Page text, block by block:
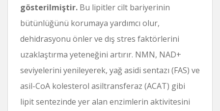
gösterilmiştir. Bu lipitler cilt bariyerinin
bütünlüğünü korumaya yardımcı olur,
dehidrasyonu önler ve dış stres faktörlerini
uzaklaştırma yeteneğini artırır. NMN, NAD+
seviyelerini yenileyerek, yağ asidi sentazı (FAS) ve
asil-CoA kolesterol asiltransferaz (ACAT) gibi
lipit sentezinde yer alan enzimlerin aktivitesini